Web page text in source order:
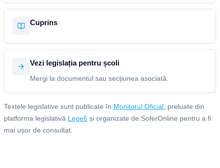
Cuprins
Vezi legislația pentru școli
Mergi la documentul sau secțiunea asociată.
Textele legislative sunt publicate în Monitorul Oficial , preluate din
platforma legislativă Lege6 și organizate de SoferOnline pentru a fi
mai ușor de consultat.